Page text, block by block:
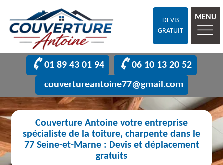
DEVIS
GRATUIT
MENU
01 89 43 01 94
06 10 13 20 52
couvertureantoine77@gmail.com
Couverture Antoine votre entreprise
spécialiste de la toiture, charpente dans le
77 Seine-et-Marne : Devis et déplacement
gratuits